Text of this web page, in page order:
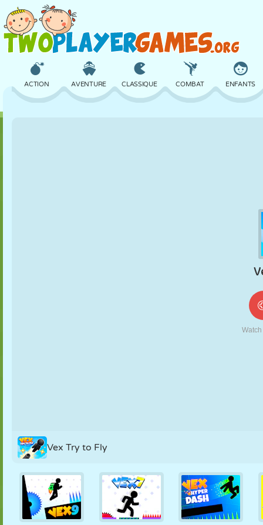
ACTION AVENTURE CLASSIQUE COMBAT ENFANTS
Vex Try to Fly